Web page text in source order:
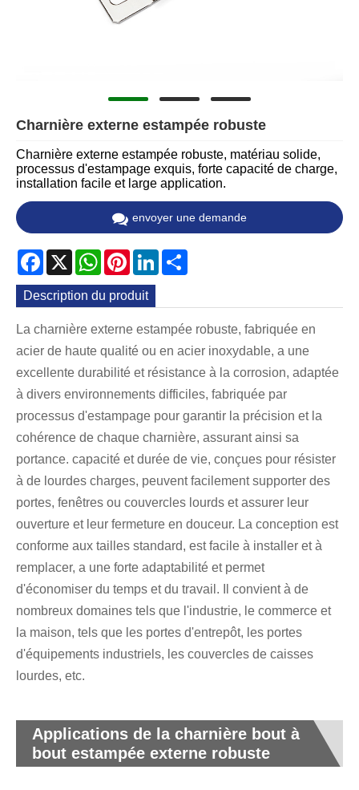
Charnière externe estampée robuste
Charnière externe estampée robuste, matériau solide,
processus d'estampage exquis, forte capacité de charge,
installation facile et large application.
envoyer une demande
Facebook
X WhatsApp
PinterestLinkedIn
Description du produit
La charnière externe estampée robuste, fabriquée en
acier de haute qualité ou en acier inoxydable, a une
excellente durabilité et résistance à la corrosion, adaptée
à divers environnements difficiles, fabriquée par
processus d'estampage pour garantir la précision et la
cohérence de chaque charnière, assurant ainsi sa
portance. capacité et durée de vie, conçues pour résister
à de lourdes charges, peuvent facilement supporter des
portes, fenêtres ou couvercles lourds et assurer leur
ouverture et leur fermeture en douceur. La conception est
conforme aux tailles standard, est facile à installer et à
remplacer, a une forte adaptabilité et permet
d'économiser du temps et du travail. Il convient à de
nombreux domaines tels que l'industrie, le commerce et
la maison, tels que les portes d'entrepôt, les portes
d'équipements industriels, les couvercles de caisses
lourdes, etc.
Applications de la charnière bout à
bout estampée externe robuste